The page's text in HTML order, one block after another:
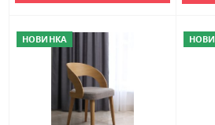
НОВИНКА